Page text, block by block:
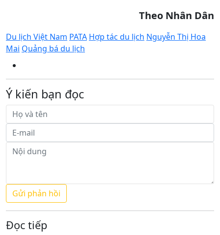
Theo Nhân Dân
Du lịch Việt Nam PATA Hợp tác du lịch Nguyễn Thị Hoa
Mai Quảng bá du lịch
Ý kiến bạn đọc
Đọc tiếp